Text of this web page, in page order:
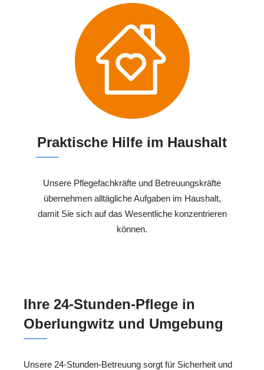
Praktische Hilfe im Haushalt
Unsere Pflegefachkräfte und Betreuungskräfte
übernehmen alltägliche Aufgaben im Haushalt,
damit Sie sich auf das Wesentliche konzentrieren
können.
Ihre 24-Stunden-Pflege in
Oberlungwitz und Umgebung
Unsere 24-Stunden-Betreuung sorgt für Sicherheit und